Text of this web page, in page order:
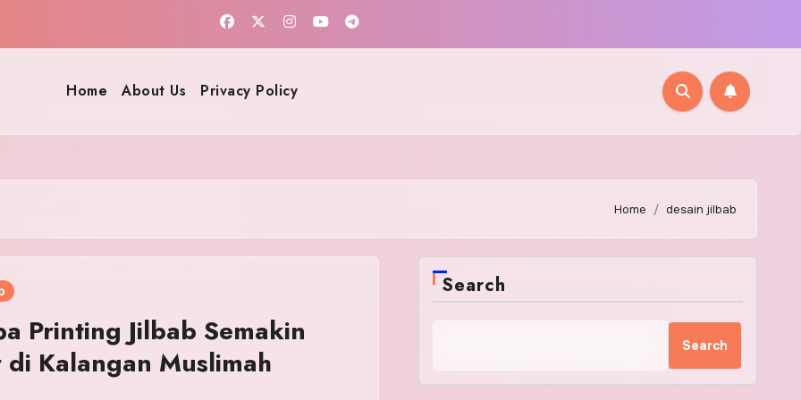
Home About Us Privacy Policy
Home desain jilbab
Printing Jilbab Semakin
Kalangan Muslimah
Search
Search